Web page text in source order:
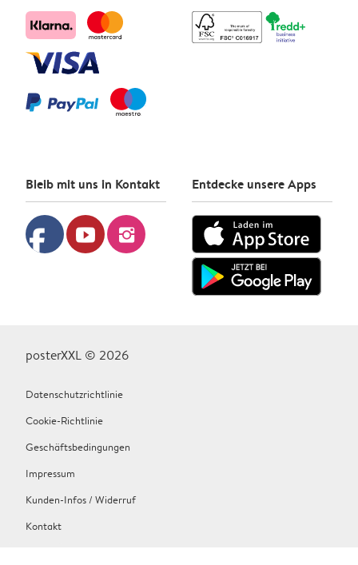
Bleib mit uns in Kontakt
facebook youtube instagram
Entdecke unsere Apps
posterXXL © 2026
Datenschutzrichtlinie
Cookie-Richtlinie
Geschäftsbedingungen
Impressum
Kunden-Infos / Widerruf
Kontakt